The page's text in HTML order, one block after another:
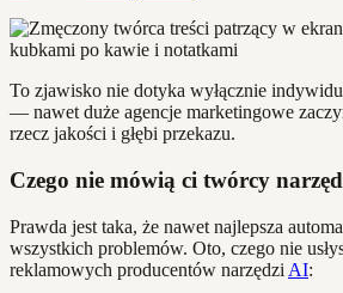
To zjawisko nie dotyka wyłącznie
— nawet duże agencje marketingowe
rzecz jakości i głębi przekazu.
Czego nie mówią ci twórcy
Prawda jest taka, że nawet najlepsza
wszystkich problemów. Oto, czego nie
reklamowych producentów narzędzi AI: